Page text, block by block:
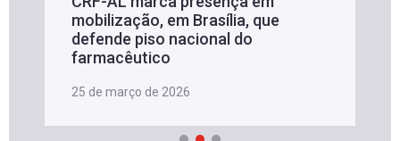
mobilização, em Brasília, que
defende piso nacional do
farmacêutico
25 de março de 2026